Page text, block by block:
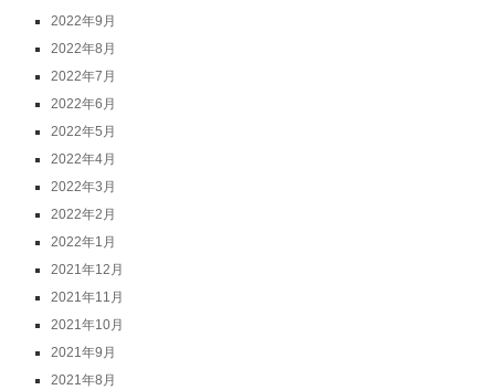
2022年9月
2022年8月
2022年7月
2022年6月
2022年5月
2022年4月
2022年3月
2022年2月
2022年1月
2021年12月
2021年11月
2021年10月
2021年9月
2021年8月